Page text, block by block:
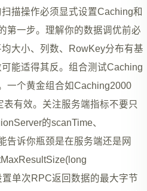
描操作必须显式设置Caching和
第一步。理解你的数据调优前必
大小、列数、RowKey分布有基
能适得其反。组合测试Caching
一个黄金组合如Caching2000
表有效。关注服务端指标不要只
的scanTime、
告诉你瓶颈是在服务端还是网
单次RPC返回数据的最大字节